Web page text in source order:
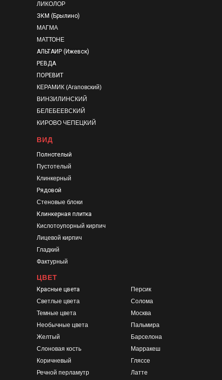
ЛИКОЛОР
ЗКМ (Брылино)
МАГМА
МАТТОНЕ
АЛЬТАИР (Ижевск)
РЕВДА
ПОРЕВИТ
КЕРАМИК (Агаповский)
ВИНЗИЛИНСКИЙ
БЕЛЕБЕЕВСКИЙ
КИРОВО ЧЕПЕЦКИЙ
ВИД
ЦВЕТ
Красные цвета
Светлые цвета
Темные цвета
Необычные цвета
Желтый
Слоновая кость
Коричневый
Речной перламутр
Полнотелый
Пустотелый
Клинкерный
Рядовой
Стеновые блоки
Клинкерная плитка
Кислотоупорный кирпич
Лицевой кирпич
Гладкий
Фактурный
Персик
Солома
Москва
Пальмира
Барселона
Марракеш
Гляссе
Латте